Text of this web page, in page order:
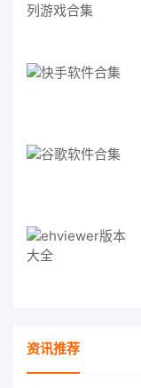
资讯推荐